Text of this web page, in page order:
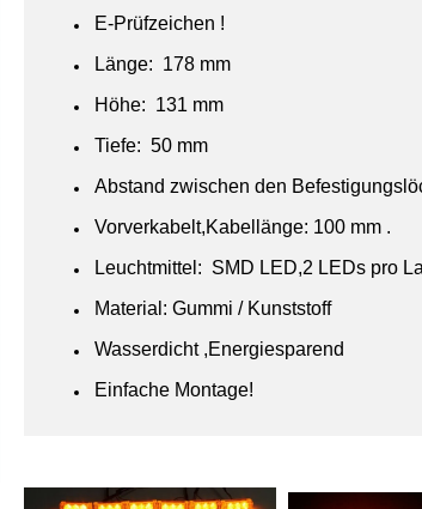
E-Prüfzeichen !
Länge: 178 mm
Höhe: 131 mm
Tiefe: 50 mm
Abstand zwischen den
Vorverkabelt,Kabellänge: 100 mm .
Leuchtmittel: SMD LED,2 LEDs pro
Material: Gummi / Kunststoff
Wasserdicht ,Energiesparend
Einfache Montage!